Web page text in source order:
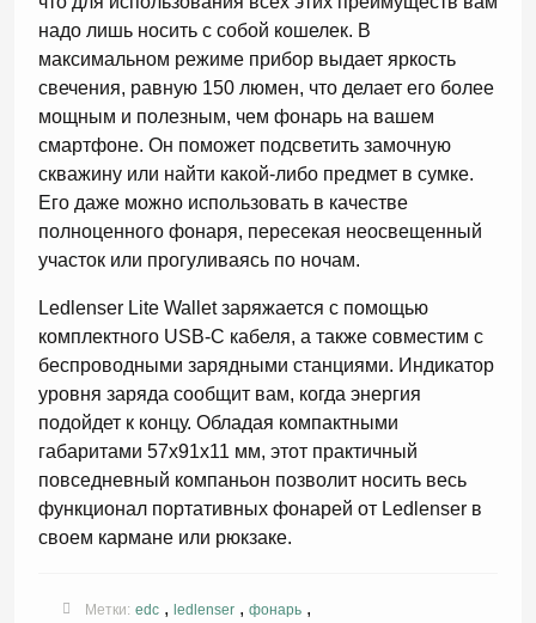
надо лишь носить с собой кошелек. В
максимальном режиме прибор выдает яркость
свечения, равную 150 люмен, что делает его более
мощным и полезным, чем фонарь на вашем
смартфоне. Он поможет подсветить замочную
скважину или найти какой-либо предмет в сумке.
Его даже можно использовать в качестве
полноценного фонаря, пересекая неосвещенный
участок или прогуливаясь по ночам.
Ledlenser Lite Wallet заряжается с помощью
комплектного USB-C кабеля, а также совместим с
беспроводными зарядными станциями. Индикатор
уровня заряда сообщит вам, когда энергия
подойдет к концу. Обладая компактными
габаритами 57x91x11 мм, этот практичный
повседневный компаньон позволит носить весь
функционал портативных фонарей от Ledlenser в
своем кармане или рюкзаке.
Метки: edc , ledlenser , фонарь ,